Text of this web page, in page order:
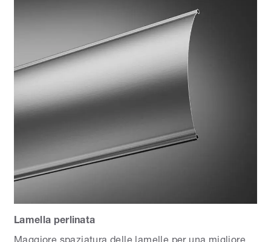
Lamella perlinata
Maggiore spaziatura delle lamelle per una migliore